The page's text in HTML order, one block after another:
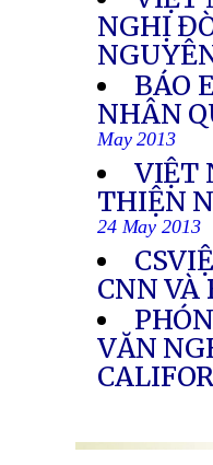
NGHỊ
BÁO
NHÂN
May 2013
VIỆT
THIỆN
24 May 2013
CNN VÀ
VĂN